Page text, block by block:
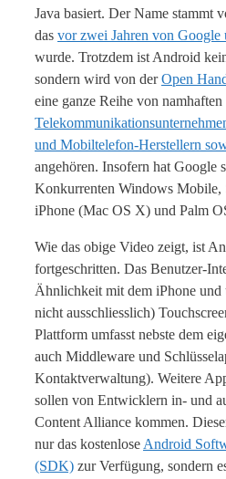
Java basiert. Der Name stammt
das vor zwei Jahren von Google
wurde. Trotzdem ist Android
sondern wird von derOpen
eine ganze Reihe von namhaften
und Mobiltelefon-Herstellern
angehören. Insofern hat Google
Konkurrenten Windows Mobile,
iPhone (Mac OS X) und Palm
Wie das obige Video zeigt, ist
fortgeschritten. Das Benutzer-
Ähnlichkeit mit dem iPhone und
nicht ausschliesslich)
Plattform umfasst nebste dem
auch Middleware und
Kontaktverwaltung). Weitere
sollen von Entwicklern in- und
Content Alliance kommen.
nur das kostenlose Android
(SDK) zur Verfügung, sondern